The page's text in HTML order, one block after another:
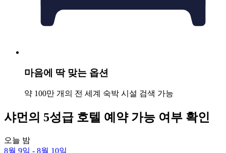
마음에 딱 맞는 옵션
약 100만 개의 전 세계 숙박 시설 검색 가능
샤먼의 5성급 호텔 예약 가능 여부 확인
오늘 밤
8월 9일 - 8월 10일